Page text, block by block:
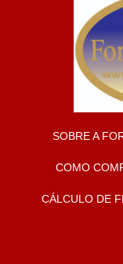
SOBRE A
COMO
CÁLCULO DE